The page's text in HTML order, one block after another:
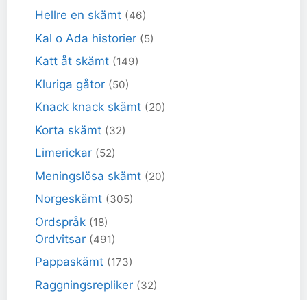
Hellre en skämt (46)
Kal o Ada historier (5)
Katt åt skämt (149)
Kluriga gåtor (50)
Knack knack skämt (20)
Korta skämt (32)
Limerickar (52)
Meningslösa skämt (20)
Norgeskämt (305)
Ordspråk (18)
Ordvitsar (491)
Pappaskämt (173)
Raggningsrepliker (32)